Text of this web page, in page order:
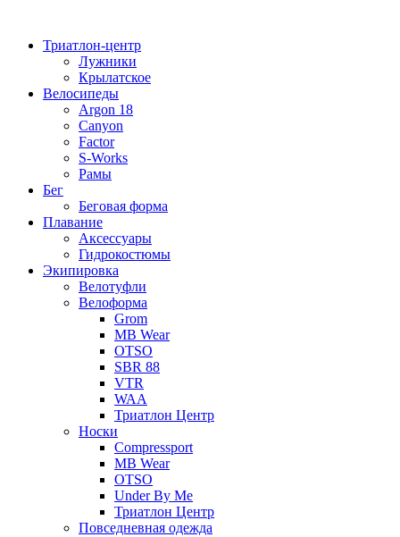
содержимому
Триатлон-центр
Лужники
Крылатское
Велосипеды
Argon 18
Canyon
Factor
S-Works
Рамы
Бег
Беговая форма
Плавание
Аксессуары
Гидрокостюмы
Экипировка
Велотуфли
Велоформа
Grom
MB Wear
OTSO
SBR 88
VTR
WAA
Триатлон Центр
Носки
Compressport
MB Wear
OTSO
Under By Me
Триатлон Центр
Повседневная одежда